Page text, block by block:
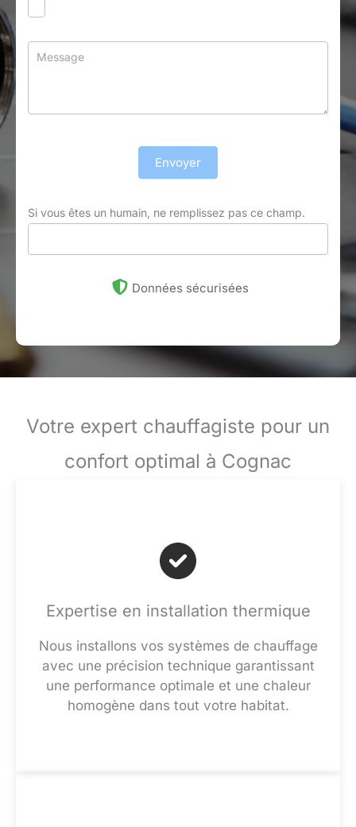
Envoyer
Si vous êtes un humain, ne remplissez pas ce champ.
Données sécurisées
Votre expert chauffagiste pour un
confort optimal à Cognac
Expertise en installation thermique
Nous installons vos systèmes de chauffage
avec une précision technique garantissant
une performance optimale et une chaleur
homogène dans tout votre habitat.